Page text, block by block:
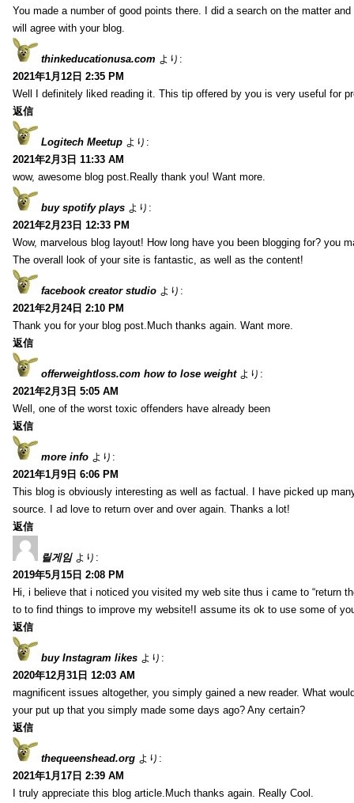
You made a number of good points there. I did a search on the matter
will agree with your blog.
thinkeducationusa.com より:
2021年1月12日 2:35 PM
Well I definitely liked reading it. This tip offered by you is very useful for
返信
Logitech Meetup より:
2021年2月3日 11:33 AM
wow, awesome blog post.Really thank you! Want more.
buy spotify plays より:
2021年2月23日 12:33 PM
Wow, marvelous blog layout! How long have you been blogging for? you
The overall look of your site is fantastic, as well as the content!
facebook creator studio より:
2021年2月24日 2:10 PM
Thank you for your blog post.Much thanks again. Want more.
返信
offerweightloss.com how to lose weight より:
2021年2月3日 5:05 AM
Well, one of the worst toxic offenders have already been
返信
more info より:
2021年1月9日 6:06 PM
This blog is obviously interesting as well as factual. I have picked up
source. I ad love to return over and over again. Thanks a lot!
返信
릴게임 より:
2019年5月15日 2:08 PM
Hi, i believe that i noticed you visited my web site thus i came to “return
to to find things to improve my website!I assume its ok to use some of
返信
buy Instagram likes より:
2020年12月31日 12:03 AM
magnificent issues altogether, you simply gained a new reader. What
your put up that you simply made some days ago? Any certain?
返信
thequeenshead.org より:
2021年1月17日 2:39 AM
I truly appreciate this blog article.Much thanks again. Really Cool.